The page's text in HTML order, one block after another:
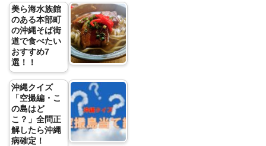
美ら海水族館
のある本部町
の沖縄そば街
道で食べたい
おすすめ7
選！！
沖縄クイズ
「空撮編・こ
の島はど
こ？」全問正
解したら沖縄
病確定！